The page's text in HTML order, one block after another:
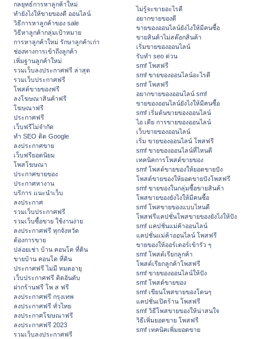
กลยุทธ์การหาลูกค้าใหม่
ทํายังไงให้ขายของดี ออนไลน์
วิธีการหาลูกค้าของ sale
วิธีหาลูกค้ากลุ่มเป้าหมาย
การหาลูกค้าใหม่ รักษาลูกค้าเก่า
ช่องทางการเข้าถึงลูกค้า
เพิ่มฐานลูกค้าใหม่
รวมเว็บลงประกาศฟรี ล่าสุด
รวมเว็บประกาศฟรี
โพสต์ขายของฟรี
ลงโฆษณาสินค้าฟรี
โฆษณาฟรี
ประกาศฟรี
เว็บฟรีไม่จำกัด
ทำ SEO ติด Google
ลงประกาศขาย
เว็บฟรียอดนิยม
โพสโฆษณา
ประกาศขายของ
ประกาศหางาน
บริการ แนะนำเว็บ
ลงประกาศ
รวมเว็บประกาศฟรี
รวมเว็บซื้อขาย ใช้งานง่าย
ลงประกาศฟรี ทุกจังหวัด
ต้องการขาย
ปล่อยเช่า บ้าน คอนโด ที่ดิน
ขายบ้าน คอนโด ที่ดิน
ประกาศฟรี ไม่มี หมดอายุ
เว็บประกาศฟรี ติดอันดับ
ฝากร้านฟรี โพ ส ฟรี
ลงประกาศฟรี กรุงเทพ
ลงประกาศฟรี ทั่วไทย
ลงประกาศโฆษณาฟรี
ลงประกาศฟรี 2023
รวมเว็บลงประกาศฟรี
ไม่รู้จะขายอะไรดี
อยากขายของดี
ขายของออนไลน์ยังไงให้มีคนซื้อ
ขายสินค้าไม่สต๊อกสินค้า
เริ่มขายของออนไลน์
รับทำ seo ด่วน
smf โพสฟรี
smf ขายของออนไลน์อะไรดี
smf โพสฟรี
อยากขายของออนไลน์ smf
ขายของออนไลน์ยังไงให้มีคนซื้อ
smf เริ่มต้นขายของออนไลน์
ไอ เดีย การขายของออนไลน์
เว็บขายของออนไลน์
เริ่ม ขายของออนไลน์ โพสฟรี
smf ขายของออนไลน์ที่ไหนดี
เทคนิคการโพสต์ขายของ
smf โพสต์ขายของให้ยอดขายปัง
โพสต์ขายของให้ยอดขายปังโพสฟรี
smf ขายของในกลุ่มซื้อขายสินค้า
โพสขายของยังไงให้มีคนซื้อ
smf โพสขายของแบบไหนดี
โพสฟรีแคปชั่นโพสขายของยังไงให้ปัง
smf แคปชั่นแม่ค้าออนไลน์
แคปชั่นแม่ค้าออนไลน์ โพสฟรี
ขายของให้ออร์เดอร์เข้ารัว ๆ
smf โพสต์เรียกลูกค้า
โพสต์เรียกลูกค้าโพสฟรี
smf ขายของออนไลน์ให้ปัง
smf โพสต์ขายของ
smf เขียนโพสขายของโดนๆ
แคปชั่นเปิดร้าน โพสฟรี
smf วิธีโพสขายของให้น่าสนใจ
วิธีเพิ่มยอดขาย โพสฟรี
smf เทคนิคเพิ่มยอดขาย